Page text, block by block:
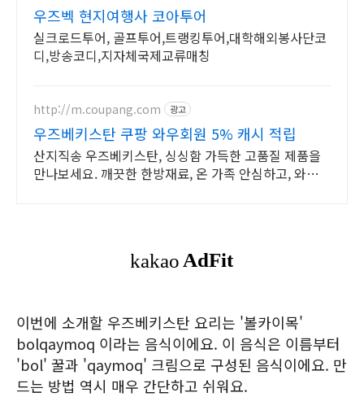
우즈벡 현지여행사 코아투어
실크로드투어, 골프투어,트랭킹투어,대학해외봉사단코
디,방송코디,지자체국제교류매칭
http://m.coupang.com 광고
우즈베키스탄 쿠팡 와우회원 5% 캐시 적립
산지직송 우즈베키스탄, 싱싱함 가득한 고품질 제품을
만나보세요. 깨끗한 한방재료, 온 가족 안심하고, 와우회
이번에 소개할 우즈베키스탄 요리는 '볼카이목'
bolqaymoq 이라는 음식이에요. 이 음식은 이름부터
'bol' 꿀과 'qaymoq' 크림으로 구성된 음식이에요. 만
드는 방법 역시 매우 간단하고 쉬워요.